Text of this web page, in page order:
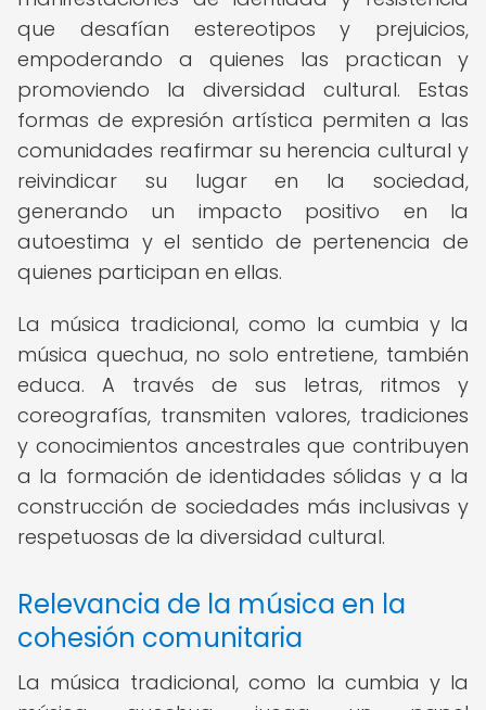
que desafían estereotipos y prejuicios,
empoderando a quienes las practican y
promoviendo la diversidad cultural. Estas
formas de expresión artística permiten a las
comunidades reafirmar su herencia cultural y
reivindicar su lugar en la sociedad,
generando un impacto positivo en la
autoestima y el sentido de pertenencia de
quienes participan en ellas.
La música tradicional, como la cumbia y la
música quechua, no solo entretiene, también
educa. A través de sus letras, ritmos y
coreografías, transmiten valores, tradiciones
y conocimientos ancestrales que contribuyen
a la formación de identidades sólidas y a la
construcción de sociedades más inclusivas y
respetuosas de la diversidad cultural.
Relevancia de la música en la
cohesión comunitaria
La música tradicional, como la cumbia y la